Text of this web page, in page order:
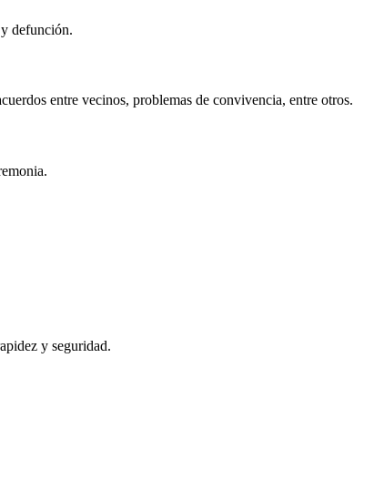
defunción.
entre vecinos, problemas de convivencia, entre otros.
y seguridad.